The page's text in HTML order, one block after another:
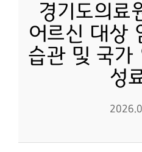
경기도의료
어르신 대상
습관 및 국가
성